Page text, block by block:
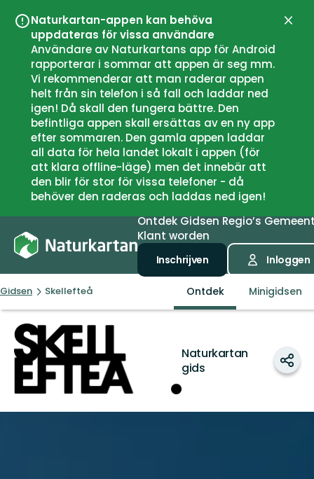
Naturkartan-appen kan behöva
uppdateras för vissa användare
Användare av Naturkartans app för Android
rapporterar i sommar att appen är seg mm.
Vi rekommenderar att man raderar appen
helt från sin telefon i så fall och laddar ned
igen! Då skall den fungera bättre. Den
befintliga appen skall ersättas av en ny app
efter sommaren. Den gamla appen laddar
all data för hela landet lokalt i appen (för
att klara offline-läge) men det innebär att
den blir för stor för vissa telefoner - då
behöver den raderas och laddas ned igen!
OntdekGidsenRegio’s
Klant worden
Inschrijven Inloggen
Gidsen Skellefteå Ontdek Minigidsen
Naturkartan
gids